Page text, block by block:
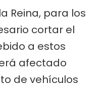
Reina, para los
cortar el
a estos
afectado
de vehículos